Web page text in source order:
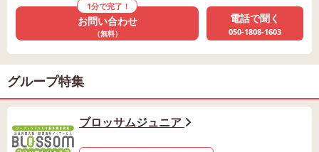
1分で完了！
お問い合わせ
（無料）
電話で聞く
050-1808-1603
グループ特集
ブロッサムジュニア